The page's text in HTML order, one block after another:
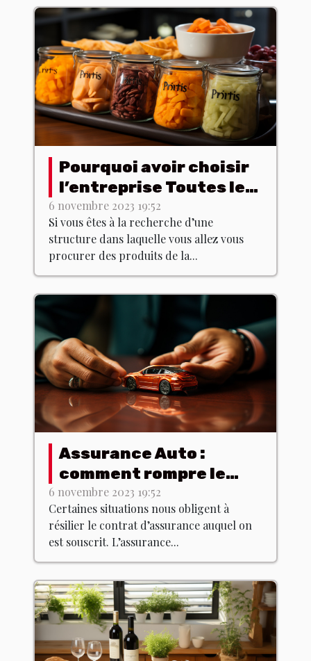
Pourquoi avoir choisir
l’entreprise Toutes les
poitrines ?
6 novembre 2023 19:52
Si vous êtes à la recherche d’une
structure dans laquelle vous allez vous
procurer des produits de la...
Assurance Auto :
comment rompre le
contrat dans les
normes ?
6 novembre 2023 19:52
Certaines situations nous obligent à
résilier le contrat d’assurance auquel on
est souscrit. L’assurance...